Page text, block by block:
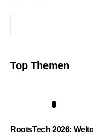
Top Themen
RootsTech 2026: